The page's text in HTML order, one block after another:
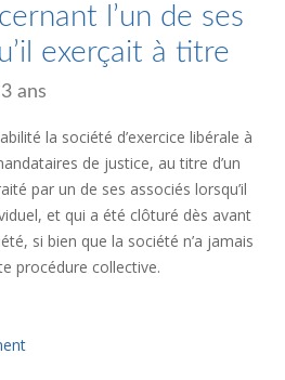
l’un de ses
exerçait à titre
ans
la société d’exercice libérale à
de justice, au titre d’un
par un de ses associés lorsqu’il
et qui a été clôturé dès avant
si bien que la société n’a jamais
procédure collective.